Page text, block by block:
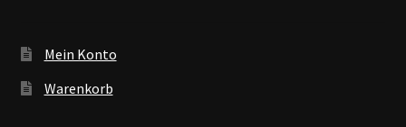
Mein Konto
Warenkorb